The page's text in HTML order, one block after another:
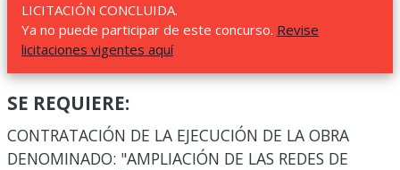
LICITACIÓN CONCLUIDA.
Ya no puede participar de este concurso. Revise
licitaciones vigentes aquí
SE REQUIERE:
CONTRATACIÓN DE LA EJECUCIÓN DE LA OBRA
DENOMINADO: "AMPLIACIÓN DE LAS REDES DE